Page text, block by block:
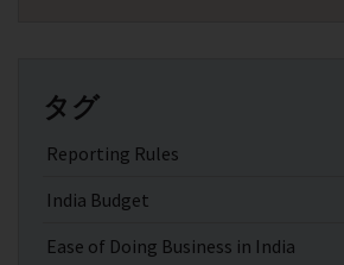
タグ
Reporting Rules
India Budget
Ease of Doing Business in India